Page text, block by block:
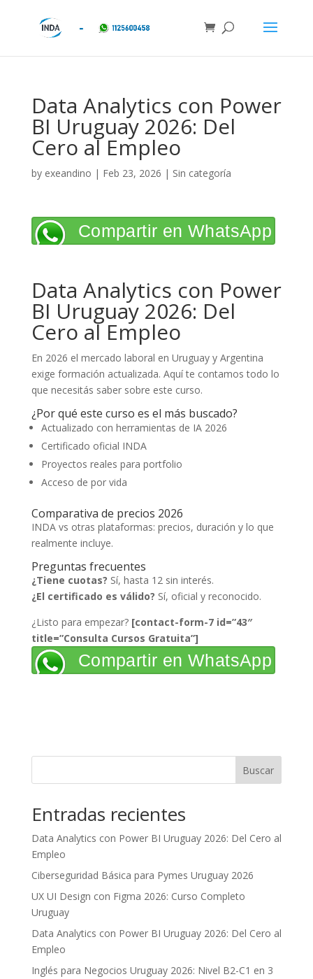
Data Analytics con Power
BI Uruguay 2026: Del
Cero al Empleo
by exeandino | Feb 23, 2026 | Sin categoría
Compartir en WhatsApp
Data Analytics con Power
BI Uruguay 2026: Del
Cero al Empleo
En 2026 el mercado laboral en Uruguay y Argentina
exige formación actualizada. Aquí te contamos todo lo
que necesitás saber sobre este curso.
¿Por qué este curso es el más buscado?
Actualizado con herramientas de IA 2026
Certificado oficial INDA
Proyectos reales para portfolio
Acceso de por vida
Comparativa de precios 2026
INDA vs otras plataformas: precios, duración y lo que
realmente incluye.
Preguntas frecuentes
¿Tiene cuotas? Sí, hasta 12 sin interés.
¿El certificado es válido? Sí, oficial y reconocido.
¿Listo para empezar? [contact-form-7 id=”43″
title=”Consulta Cursos Gratuita”]
Compartir en WhatsApp
Buscar
Entradas recientes
Data Analytics con Power BI Uruguay 2026: Del Cero al
Empleo
Ciberseguridad Básica para Pymes Uruguay 2026
UX UI Design con Figma 2026: Curso Completo
Uruguay
Data Analytics con Power BI Uruguay 2026: Del Cero al
Empleo
Inglés para Negocios Uruguay 2026: Nivel B2-C1 en 3